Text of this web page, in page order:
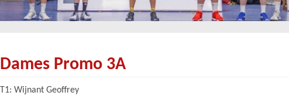
Dames Promo 3A
T1: Wijnant Geoffrey